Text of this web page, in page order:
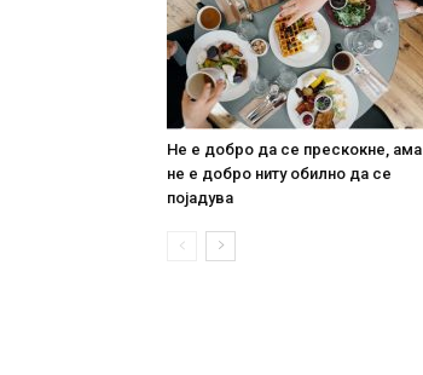
Не е добро да се прескокне, ама
не е добро ниту обилно да се
појадува